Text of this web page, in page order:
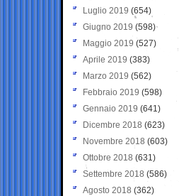
Luglio 2019 (654)
Giugno 2019 (598)
Maggio 2019 (527)
Aprile 2019 (383)
Marzo 2019 (562)
Febbraio 2019 (598)
Gennaio 2019 (641)
Dicembre 2018 (623)
Novembre 2018 (603)
Ottobre 2018 (631)
Settembre 2018 (586)
Agosto 2018 (362)